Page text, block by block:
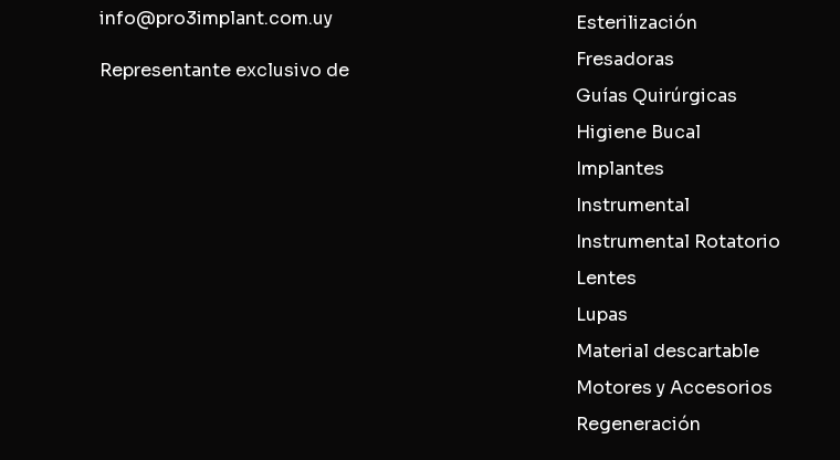
info@pro3implant.com.uy
Representante exclusivo de
Esterilización
Fresadoras
Guías Quirúrgicas
Higiene Bucal
Implantes
Instrumental
Instrumental Rotatorio
Lentes
Lupas
Material descartable
Motores y Accesorios
Regeneración